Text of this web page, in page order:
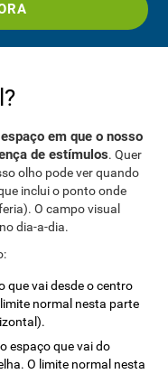
espaço em que o nosso
de estímulos. Quer
olho pode ver quando
inclui o ponto onde
O campo visual
dia-a-dia.
que vai desde o centro
normal nesta parte
espaço que vai do
O limite normal nesta